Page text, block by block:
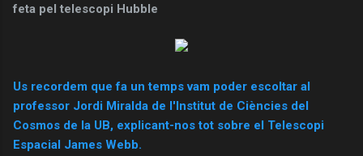
feta pel telescopi Hubble
Us recordem que fa un temps vam poder escoltar al
professor Jordi Miralda de l'Institut de Ciències del
Cosmos de la UB, explicant-nos tot sobre el Telescopi
Espacial James Webb.